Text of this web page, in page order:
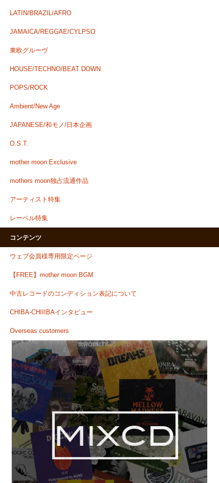
LATIN/BRAZIL/AFRO
JAMAICA/REGGAE/CYLPSO
東欧グルーヴ
HOUSE/TECHNO/BEAT DOWN
POPS/ROCK
Ambient/New Age
JAPANESE/和モノ/日本企画
O.S.T.
mother moon Exclusive
mothers moon独占流通作品
アーティスト特集
レーベル特集
コンテンツ
ウェブ会員様専用限定ページ
【FREE】mother moon BGM
中古レコードのコンディション表記について
CHIBA-CHIIIBAインタビュー
Overseas customers